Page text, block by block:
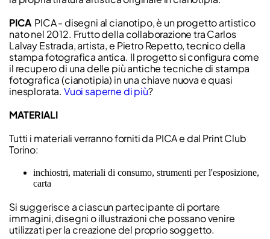
PICA PICA - disegni al cianotipo, è un progetto artistico
nato nel 2012. Frutto della collaborazione tra Carlos
Lalvay Estrada, artista, e Pietro Repetto, tecnico della
stampa fotografica antica. Il progetto si configura come
il recupero di una delle più antiche tecniche di stampa
fotografica (cianotipia) in una chiave nuova e quasi
inesplorata. Vuoi saperne di più?
MATERIALI
Tutti i materiali verranno forniti da PICA e dal Print Club
Torino:
inchiostri, materiali di consumo, strumenti per l'esposizione,
carta
Si suggerisce a ciascun partecipante di portare
immagini, disegni o illustrazioni che possano venire
utilizzati per la creazione del proprio soggetto.